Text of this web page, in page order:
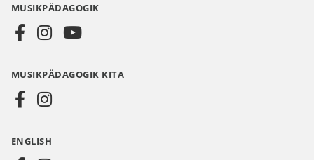
Social
Media
DE
MUSIKPÄDAGOGIK
MUSIKPÄDAGOGIK KITA
ENGLISH